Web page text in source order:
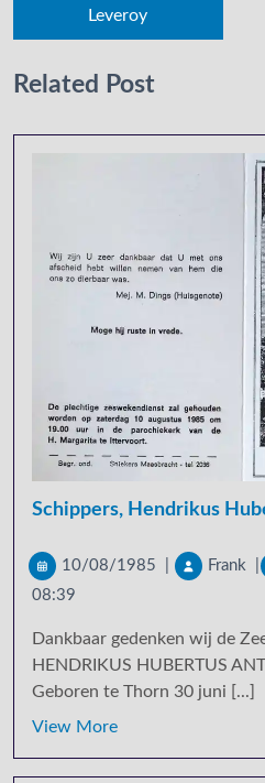
Leveroy
Related Post
Schippers, Hendrikus
10/08/1985 Frank
08:39
Dankbaar gedenken wij de
HENDRIKUS HUBERTUS
Geboren te Thorn 30 juni [...]
View More